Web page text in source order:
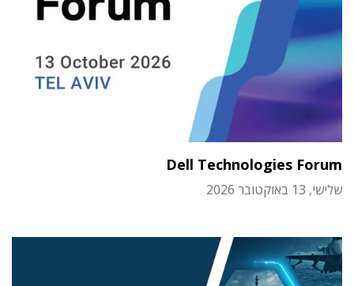
Dell Technologies Forum
שלישי, 13 באוקטובר 2026